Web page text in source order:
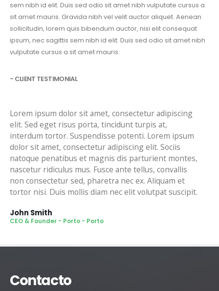
sem nibh id elit. Duis sed odio sit amet nibh vulputate cursus a
sit amet mauris. Gravida nibh vel velit auctor aliquet. Aenean
sollicitudin, lorem quis bibendum auctor, nisi elit consequat
ipsum, nec sagittis sem nibh id elit. Duis sed odio sit amet nibh
vulputate cursus a sit amet mauris.
- CLIENT TESTIMONIAL
Lorem ipsum dolor sit amet, consectetur adipiscing
elit. Sed eget risus porta, tincidunt turpis at,
interdum tortor. Suspendisse potenti. Lorem ipsum
dolor sit amet, consectetur adipiscing elit. Sociis
natoque penatibus et magnis dis parturient montes,
nascetur ridiculus mus. Fusce ante tellus, convallis
non consectetur sed, pharetra nec ex. Aliquam et
tortor nisi. Duis mollis diam nec elit volutpat suscipit.
John Smith
CEO & Founder - Porto - Porto
Contacto